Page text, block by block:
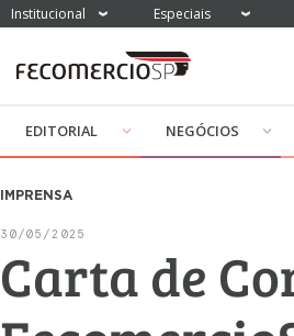
Institucional Especiais
EDITORIAL NEGÓCIOS
IMPRENSA
30/05/2025
Carta de